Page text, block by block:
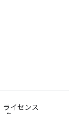
ライセンス